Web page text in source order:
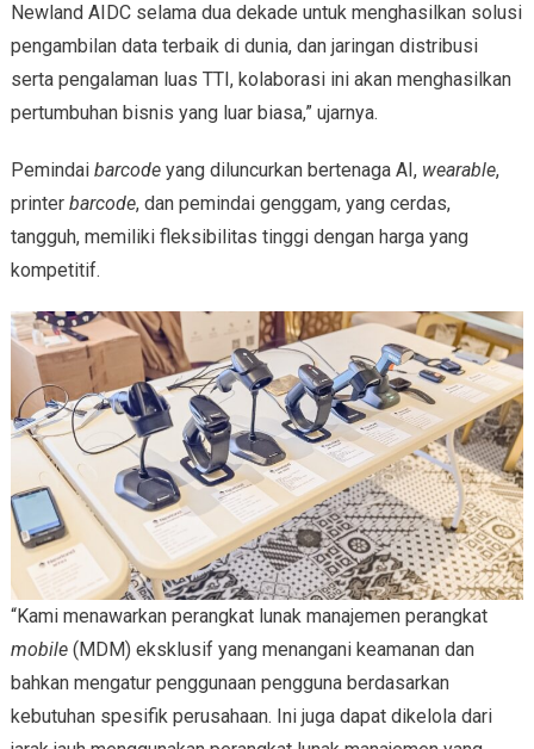
Newland AIDC selama dua dekade untuk menghasilkan solusi
pengambilan data terbaik di dunia, dan jaringan distribusi
serta pengalaman luas TTI, kolaborasi ini akan menghasilkan
pertumbuhan bisnis yang luar biasa,” ujarnya.
Pemindai barcodeyang diluncurkan bertenaga AI, wearable,
printerbarcode, dan pemindai genggam, yang cerdas,
tangguh, memiliki fleksibilitas tinggi dengan harga yang
kompetitif.
“Kami menawarkan perangkat lunak manajemen perangkat
mobile(MDM) eksklusif yang menangani keamanan dan
bahkan mengatur penggunaan pengguna berdasarkan
kebutuhan spesifik perusahaan. Ini juga dapat dikelola dari